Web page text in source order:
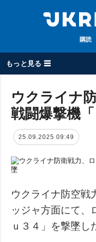
購読
もっと見る ☰
全てのトピック
被占領地
政治
防衛
社会・文化
スポーツ
ウクライナ
戦闘爆撃機
25.09.2025 09:49
ウクライナ防空戦
ッジャ方面にて、
ｕ３４」を撃墜し